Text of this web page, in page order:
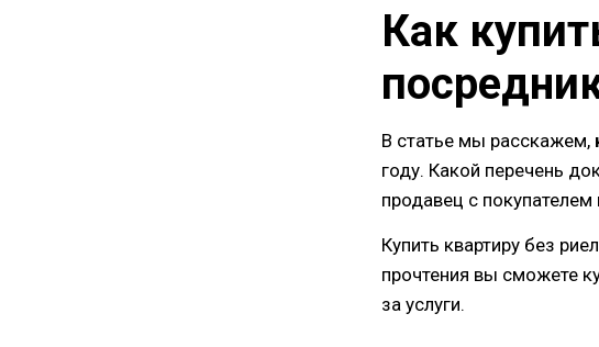
Как
В статье мы расскажем,
году. Какой перечень
продавец с
Купить квартиру без
прочтения вы сможете
за услуги.